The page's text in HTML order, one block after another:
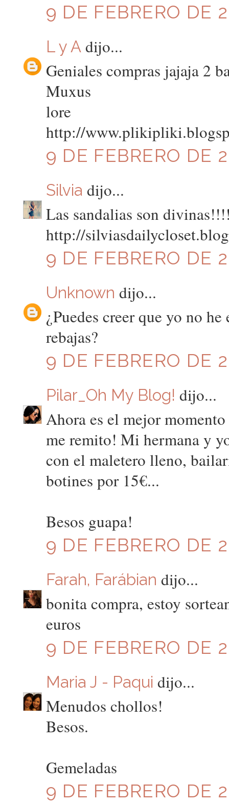
9 DE FEBRERO DE
L y Adijo...
Geniales compras jajaja 2
Muxus
lore
http://
9 DE FEBRERO DE
Silvia dijo...
Las sandalias son
http://
9 DE FEBRERO DE
Unknown dijo...
¿Puedes creer que yo no
rebajas?
9 DE FEBRERO DE
Pilar_Oh My Blog! dijo...
Ahora es el mejor
me remito! Mi hermana y
con el maletero lleno,
botines por 15€...
Besos guapa!
9 DE FEBRERO DE
Farah, Farábian dijo...
bonita compra, estoy
euros
9 DE FEBRERO DE
Maria J - Paqui dijo...
Menudos chollos!
Besos.
Gemeladas
9 DE FEBRERO DE